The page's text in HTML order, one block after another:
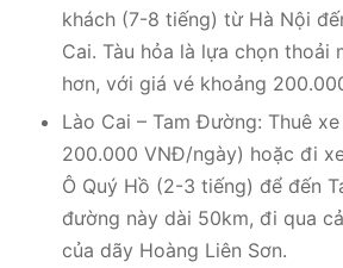
khách (7-8 tiếng) từ Hà Nội
Cai. Tàu hỏa là lựa chọn thoải
hơn, với giá vé khoảng
Lào Cai – Tam Đường: Thuê
200.000 VNĐ/ngày) hoặc đi
Ô Quý Hồ (2-3 tiếng) để đến
đường này dài 50km, đi qua
của dãy Hoàng Liên Sơn.